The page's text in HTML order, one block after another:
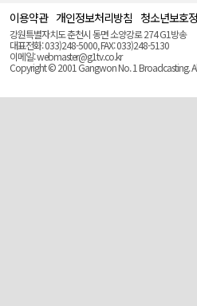
이용약관 개인정보처리방침 청소년보호
강원특별자치도 춘천시 동면 소양강로 274 G1방송
대표전화: 033)248-5000, FAX: 033)248-5130
이메일: webmaster@g1tv.co.kr
Copyright © 2001 Gangwon No. 1 Broadcasting.